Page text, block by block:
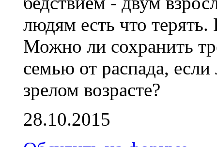
людям есть что
Можно ли сохранить
семью от распада,
зрелом возрасте?
28.10.2015